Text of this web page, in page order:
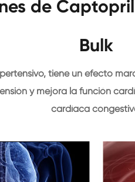
de
Bulk
tiene un efecto
y mejora la función
cardíaca